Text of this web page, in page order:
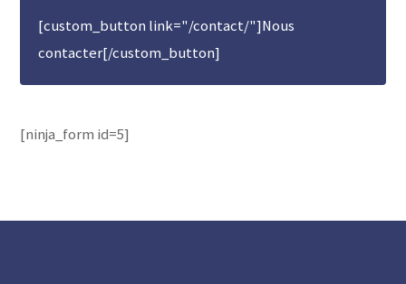
[custom_button link="/contact/"]Nous
contacter[/custom_button]
[ninja_form id=5]